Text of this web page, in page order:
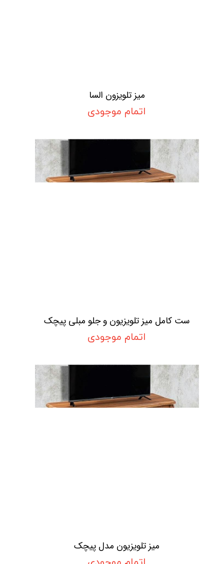
میز تلویزون السا
اتمام موجودی
ست کامل میز تلویزیون و جلو مبلی پیچک
اتمام موجودی
میز تلویزیون مدل پیچک